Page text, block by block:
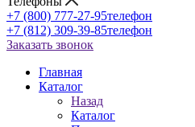
+7 (800) 777-27-95телефон
+7 (812) 309-39-85телефон
Заказать звонок
Главная
Каталог
Назад
Каталог